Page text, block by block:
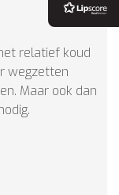
relatief koud
wegzetten
Maar ook dan